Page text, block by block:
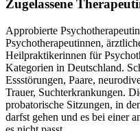
Zugelassene
Approbierte
Psychotherapeutinnen,
Heilpraktikerinnen für
Kategorien in Deutschland.
Essstörungen, Paare,
Trauer, Suchterkrankungen.
probatorische Sitzungen, in
darfst gehen und es bei einer